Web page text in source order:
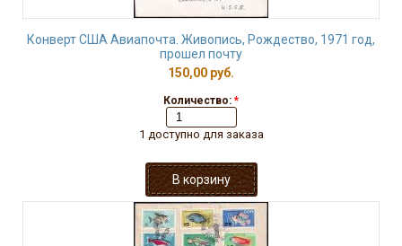
Конверт США Авиапочта. Живопись, Рождество, 1971 год,
прошел почту
150,00 руб.
Количество: *
1 доступно для заказа